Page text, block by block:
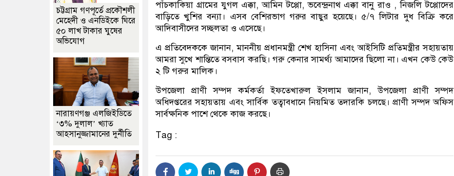
পাঁচকাকিয়া গ্রামের যুগল এক্কা, আমিন টপ্পো, ভবেন্দ্রনাথ এক্কা বানু রাও , নিজলি টপ্পোদের
বাড়িতে খুশির বন্যা। এসব বেশিরভাগ গরুর বাছুর হয়েছে। ৫/৭ লিটার দুধ বিক্রি করে
আদিবাসীদের সচ্ছলতা ও এসেছে।
এ প্রতিবেদককে জানান, মাননীয় প্রধানমন্ত্রী শেখ হাসিনা এবং আইসিটি প্রতিমন্ত্রীর সহায়তায়
আমরা সুখে শান্তিতে বসবাস করছি। গরু কেনার সামর্থ্য আমাদের ছিলো না। এখন কেউ কেউ
২ টি গরুর মালিক।
উপজেলা প্রাণী সম্পদ কর্মকর্তা ইফতেখারুল ইসলাম জানান, উপজেলা প্রাণী সম্পদ
অধিদপ্তরের সহায়তায় এবং সার্বিক তত্বাবধানে নিয়মিত তদারকি চলছে। প্রাণী সম্পদ অফিস
সার্বক্ষনিক পাশে থেকে কাজ করছে।
Tag :
চট্টগ্রাম গণপূর্তে প্রকৌশলী
মেহেদী ও এনডিইকে ঘিরে
৫০ লাখ টাকার ঘুষের
অভিযোগ
নারায়ণগঞ্জ এলজিইডিতে
‘৩% দুলাল’ খ্যাত
আহসানুজ্জামানের দুর্নীতি